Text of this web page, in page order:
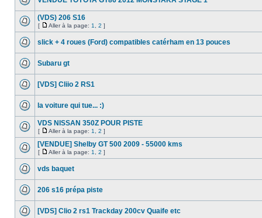
(VDS) 206 S16
[ Aller à la page: 1 2 ]
slick + 4 roues (Ford) compatibles catérham en 13 pouces
Subaru gt
[VDS] Cliio 2 RS1
la voiture qui tue... :)
VDS NISSAN 350Z POUR PISTE
[ Aller à la page: 1 2 ]
[VENDUE] Shelby GT 500 2009 - 55000 kms
[ Aller à la page: 1 2 ]
vds baquet
206 s16 prépa piste
[VDS] Clio 2 rs1 Trackday 200cv Quaife etc